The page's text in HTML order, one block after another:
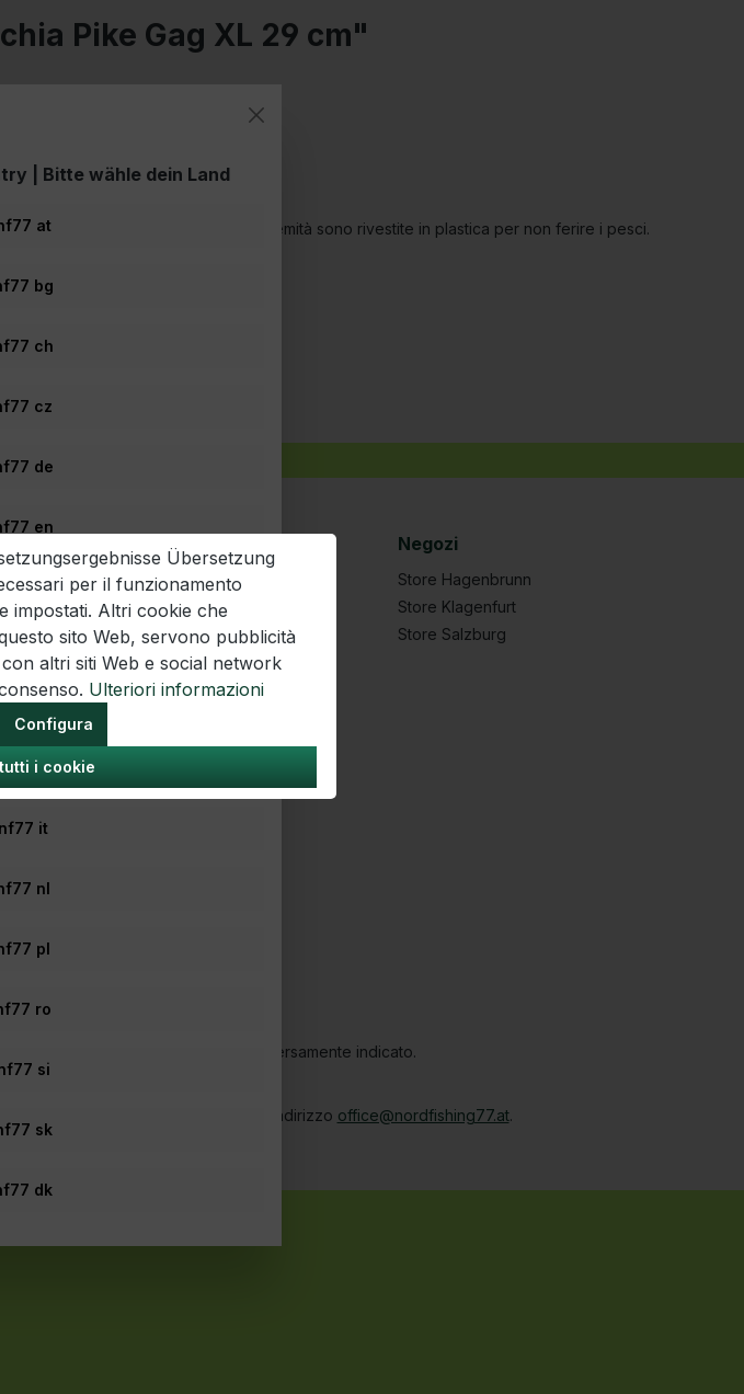
Pike Gag XL 29 cm"
in modo facile e sicuro. Le estremità sono rivestite in plastica per non ferire i pesci.
Domande frequenti
Offerte di lavoro
Informazioni sulla spedizione
Opzioni di pagamento
Buoni
I regali
Notiziario
Chi siamo
Azioni
Negozi
Store Hagenbrunn
Store Klagenfurt
Store Salzburg
spese di spedizione, se non diversamente indicato.
Se noti delle barriere, contattaci all'indirizzo office@nordfishing77.at.
Übersetzung
per il funzionamento
impostati. Altri cookie che
sito Web, servono pubblicità
altri siti Web e social network
Ulteriori informazioni
Configura
i cookie
| Bitte wähle dein Land
at
bg
ch
cz
de
en
es
nf77 fr
hr
hu
nf77 it
nl
pl
ro
si
sk
dk